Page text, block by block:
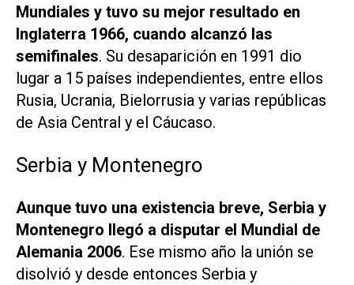
Mundiales y tuvo su mejor resultado en
Inglaterra 1966, cuando alcanzó las
semifinales. Su desaparición en 1991 dio
lugar a 15 países independientes, entre ellos
Rusia, Ucrania, Bielorrusia y varias repúblicas
de Asia Central y el Cáucaso.
Serbia y Montenegro
Aunque tuvo una existencia breve, Serbia y
Montenegro llegó a disputar el Mundial de
Alemania 2006. Ese mismo año la unión se
disolvió y desde entonces Serbia y